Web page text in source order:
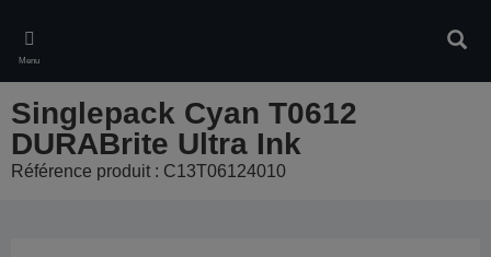
main
content
Menu
Singlepack Cyan T0612
DURABrite Ultra Ink
Référence produit : C13T06124010